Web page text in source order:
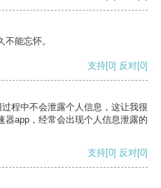
能忘怀。
支持[0] 反对[0]
程中不会泄露个人信息，这让我很
器app，经常会出现个人信息泄露的
支持[0] 反对[0]